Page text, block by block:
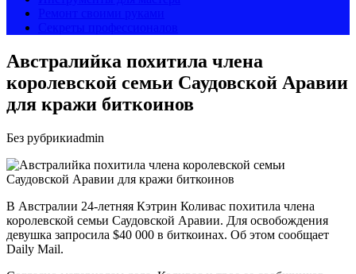
Австралийка похитила члена
королевской семьи Саудовской Аравии
для кражи биткоинов
Без рубрикиadmin
В Австралии 24-летняя Кэтрин Коливас похитила члена
королевской семьи Саудовской Аравии. Для освобождения
девушка запросила $40 000 в биткоинах. Об этом сообщает
Daily Mail.